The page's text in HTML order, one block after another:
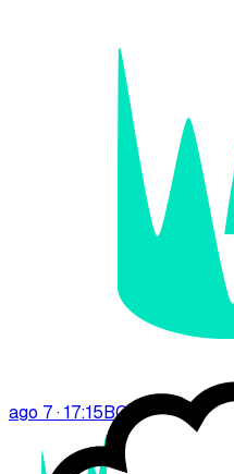
ago 7 · 17:15BO